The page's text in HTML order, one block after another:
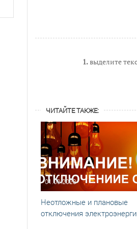
1.выделите
ЧИТАЙТЕ ТАКЖЕ:
01.09.2023
Неотложные и плановые
отключения